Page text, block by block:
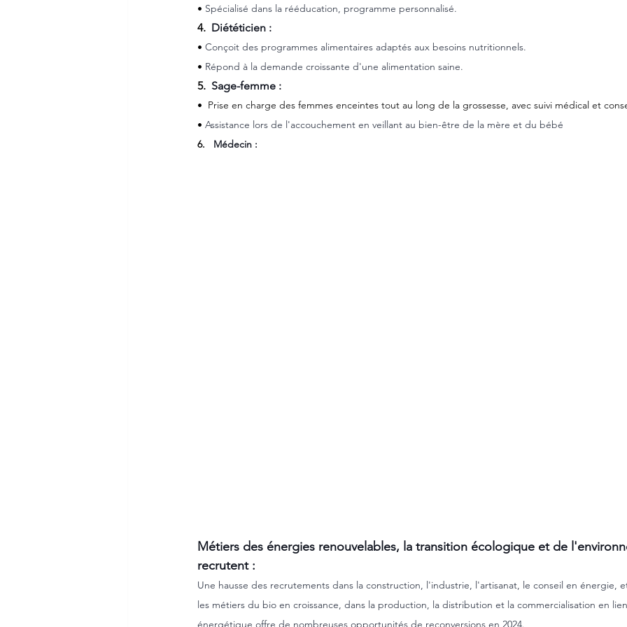
• Spécialisé dans la rééducation, programme personnalisé.
4. Diététicien :
• Conçoit des programmes alimentaires adaptés aux besoins nutritionnels.
• Répond à la demande croissante d'une alimentation saine.
5. Sage-femme :
•  Prise en charge des femmes enceintes tout au long de la grossesse, avec suivi médical et
• Assistance lors de l'accouchement en veillant au bien-être de la mère et du bébé
6. Médecin :
Métiers des énergies renouvelables, la transition écologique et de
recrutent :
Une hausse des recrutements dans la construction, l'industrie, l'artisanat, le conseil en énergie,
les métiers du bio en croissance, dans la production, la distribution et la commercialisation en
énergétique offre de nombreuses opportunités de reconversions en 2024.